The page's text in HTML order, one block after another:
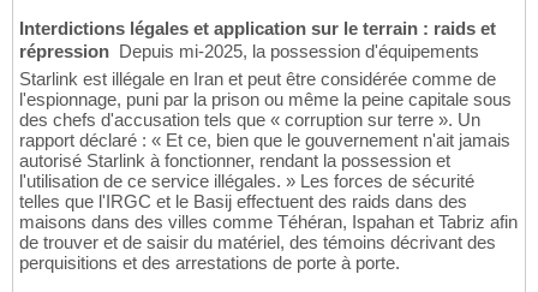
Interdictions légales et application sur le terrain : raids et
répression  Depuis mi-2025, la possession d'équipements
Starlink est illégale en Iran et peut être considérée comme de
l'espionnage, puni par la prison ou même la peine capitale sous
des chefs d'accusation tels que « corruption sur terre ». Un
rapport déclaré : « Et ce, bien que le gouvernement n'ait jamais
autorisé Starlink à fonctionner, rendant la possession et
l'utilisation de ce service illégales. » Les forces de sécurité
telles que l'IRGC et le Basij effectuent des raids dans des
maisons dans des villes comme Téhéran, Ispahan et Tabriz afin
de trouver et de saisir du matériel, des témoins décrivant des
perquisitions et des arrestations de porte à porte.